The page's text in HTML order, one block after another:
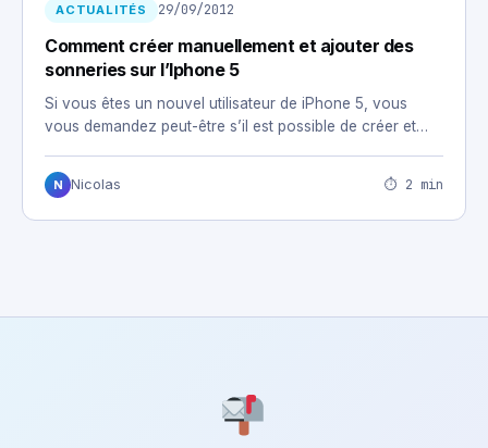
ACTUALITÉS 29/09/2012
Comment créer manuellement et ajouter des
sonneries sur l’Iphone 5
Si vous êtes un nouvel utilisateur de iPhone 5, vous
vous demandez peut-être s’il est possible de créer et…
N Nicolas ⏱ 2 min